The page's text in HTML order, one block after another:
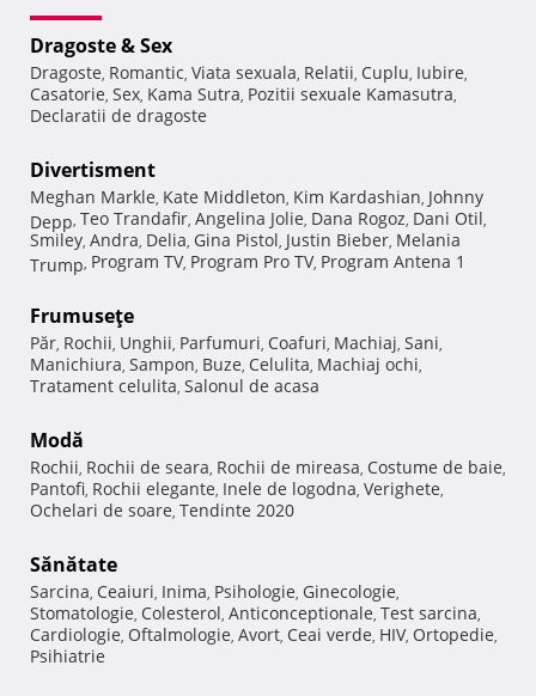
Dragoste & Sex
Dragoste, Romantic, Viata sexuala, Relatii, Cuplu, Iubire,
Casatorie, Sex, Kama Sutra, Pozitii sexuale Kamasutra,
Declaratii de dragoste
Divertisment
Meghan Markle, Kate Middleton, Kim Kardashian, Johnny
Depp, Teo Trandafir, Angelina Jolie, Dana Rogoz, Dani Otil,
Smiley, Andra, Delia, Gina Pistol, Justin Bieber, Melania
Trump, Program TV, Program Pro TV, Program Antena 1
Frumuseţe
Păr, Rochii, Unghii, Parfumuri, Coafuri, Machiaj, Sani,
Manichiura, Sampon, Buze, Celulita, Machiaj ochi,
Tratament celulita, Salonul de acasa
Modă
Rochii, Rochii de seara, Rochii de mireasa, Costume de baie,
Pantofi, Rochii elegante, Inele de logodna, Verighete,
Ochelari de soare, Tendinte 2020
Sănătate
Sarcina, Ceaiuri, Inima, Psihologie, Ginecologie,
Stomatologie, Colesterol, Anticonceptionale, Test sarcina,
Cardiologie, Oftalmologie, Avort, Ceai verde, HIV, Ortopedie,
Psihiatrie